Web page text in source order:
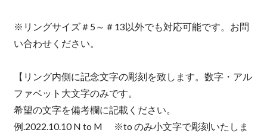
※リングサイズ＃5～＃13以外でも対応可能です。お問
い合わせください。
【リング内側に記念文字の彫刻を致します。数字・アル
ファベット大文字のみです。
希望の文字を備考欄に記載ください。
例.2022.10.10 N to M ※to のみ小文字で彫刻いたしま